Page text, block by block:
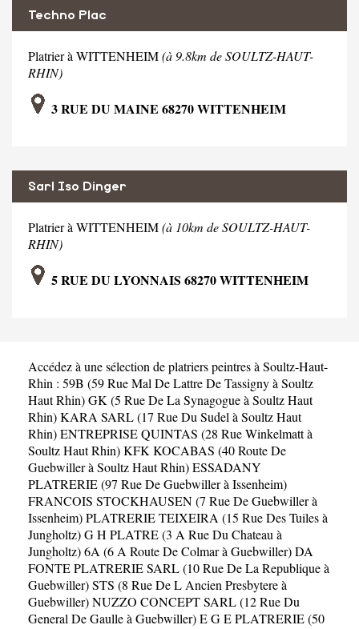
Techno Plac
Platrier à WITTENHEIM(à 9.8km de SOULTZ-HAUT-
RHIN)
3 RUE DU MAINE 68270 WITTENHEIM
Sarl Iso Dinger
Platrier à WITTENHEIM(à 10km de SOULTZ-HAUT-
RHIN)
5 RUE DU LYONNAIS 68270 WITTENHEIM
Accédez à une sélection de platriers peintres à Soultz-Haut-
Rhin : 59B (59 Rue Mal De Lattre De Tassigny à Soultz
Haut Rhin)GK (5 Rue De La Synagogue à Soultz Haut
Rhin)KARA SARL (17 Rue Du Sudel à Soultz Haut
Rhin)ENTREPRISE QUINTAS (28 Rue Winkelmatt à
Soultz Haut Rhin)KFK KOCABAS (40 Route De
Guebwiller à Soultz Haut Rhin)ESSADANY
PLATRERIE (97 Rue De Guebwiller à Issenheim)
FRANCOIS STOCKHAUSEN (7 Rue De Guebwiller à
Issenheim)PLATRERIE TEIXEIRA (15 Rue Des Tuiles à
Jungholtz)G H PLATRE (3 A Rue Du Chateau à
Jungholtz)6A (6 A Route De Colmar à Guebwiller)DA
FONTE PLATRERIE SARL (10 Rue De La Republique à
Guebwiller)STS (8 Rue De L Ancien Presbytere à
Guebwiller)NUZZO CONCEPT SARL (12 Rue Du
General De Gaulle à Guebwiller)E G E PLATRERIE (50